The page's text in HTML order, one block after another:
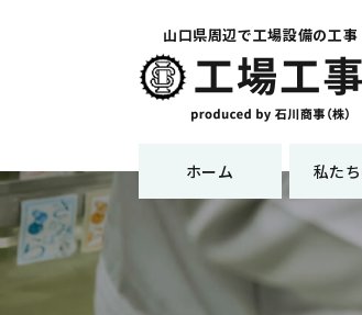
山口県周辺で工場設備の工
ホーム 私た